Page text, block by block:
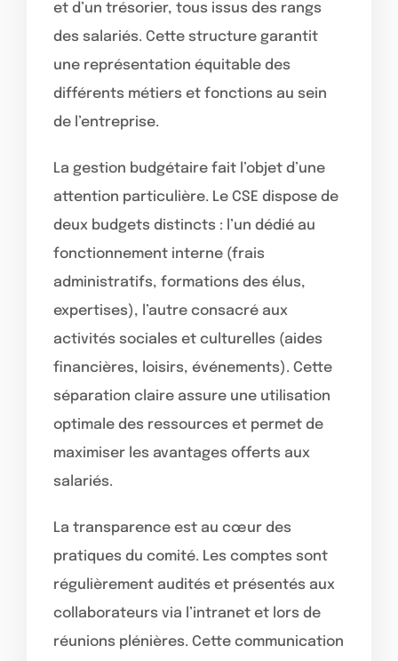
et d’un trésorier, tous issus des rangs
des salariés. Cette structure garantit
une représentation équitable des
différents métiers et fonctions au sein
de l’entreprise.
La gestion budgétaire fait l’objet d’une
attention particulière. Le CSE dispose de
deux budgets distincts : l’un dédié au
fonctionnement interne (frais
administratifs, formations des élus,
expertises), l’autre consacré aux
activités sociales et culturelles (aides
financières, loisirs, événements). Cette
séparation claire assure une utilisation
optimale des ressources et permet de
maximiser les avantages offerts aux
salariés.
La transparence est au cœur des
pratiques du comité. Les comptes sont
régulièrement audités et présentés aux
collaborateurs via l’intranet et lors de
réunions plénières. Cette communication